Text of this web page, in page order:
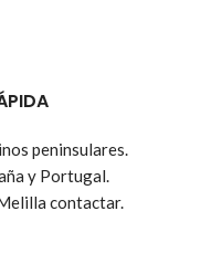
peninsulares.
y Portugal.
contactar.